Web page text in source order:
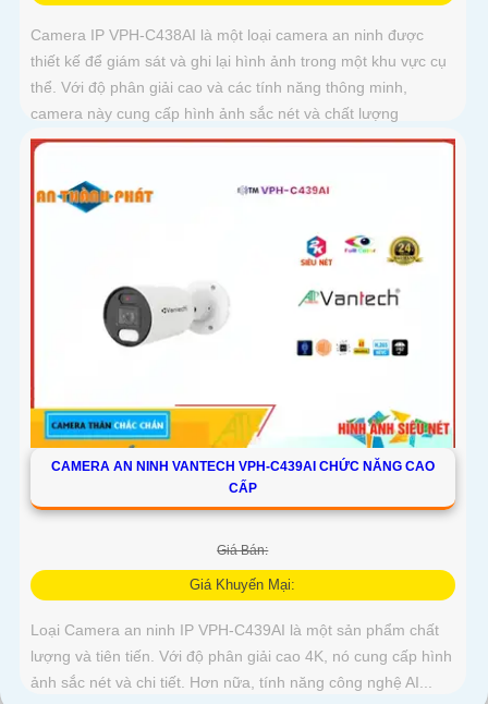
Camera IP VPH-C438AI là một loại camera an ninh được
thiết kế để giám sát và ghi lại hình ảnh trong một khu vực cụ
thể. Với độ phân giải cao và các tính năng thông minh,
camera này cung cấp hình ảnh sắc nét và chất lượng
CAMERA AN NINH VANTECH VPH-C439AI CHỨC NĂNG CAO
CẤP
Giá Bán:
Giá Khuyến Mại:
Loại Camera an ninh IP VPH-C439AI là một sản phẩm chất
lượng và tiên tiến. Với độ phân giải cao 4K, nó cung cấp hình
ảnh sắc nét và chi tiết. Hơn nữa, tính năng công nghệ AI...